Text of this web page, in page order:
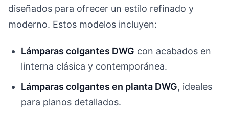
diseñados para ofrecer un estilo refinado y
moderno. Estos modelos incluyen:
Lámparas colgantes DWG con acabados en
linterna clásica y contemporánea.
Lámparas colgantes en planta DWG, ideales
para planos detallados.